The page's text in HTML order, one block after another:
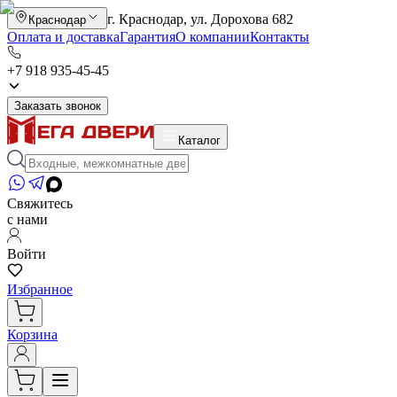
Краснодар
г. Краснодар, ул. Дорохова 682
Оплата и доставкаГарантияО компанииКонтакты
+7 918 935-45-45
Заказать звонок
Каталог
Свяжитесь
с нами
Войти
Избранное
Корзина